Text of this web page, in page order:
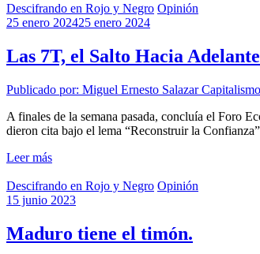
Descifrando en Rojo y Negro Opinión
25 enero 202425 enero 2024
Las 7T, el Salto Hacia
Publicado por: Miguel Ernesto SalazarCapitalismo
A finales de la semana pasada, concluía el Foro
dieron cita bajo el lema “Reconstruir la
Leer más
Descifrando en Rojo y Negro Opinión
15 junio 2023
Maduro tiene el timón.